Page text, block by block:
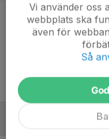
Position
-
Vi använder oss
webbplats ska
även för
Så